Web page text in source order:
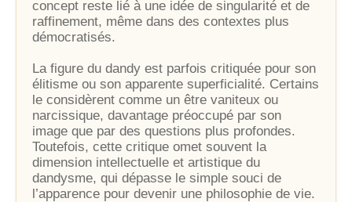
concept reste lié à une idée de singularité et de
raffinement, même dans des contextes plus
démocratisés.
La figure du dandy est parfois critiquée pour son
élitisme ou son apparente superficialité. Certains
le considèrent comme un être vaniteux ou
narcissique, davantage préoccupé par son
image que par des questions plus profondes.
Toutefois, cette critique omet souvent la
dimension intellectuelle et artistique du
dandysme, qui dépasse le simple souci de
l’apparence pour devenir une philosophie de vie.